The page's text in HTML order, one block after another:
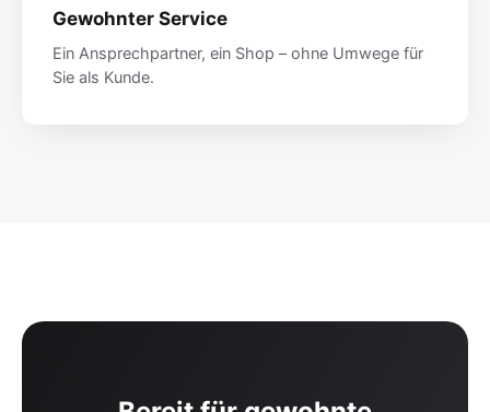
Gewohnter Service
Ein Ansprechpartner, ein Shop – ohne Umwege für
Sie als Kunde.